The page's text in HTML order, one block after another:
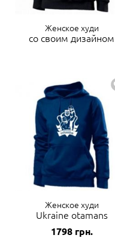
Женское худи
со своим дизайном
Женское худи
Ukraine otamans
1798грн.